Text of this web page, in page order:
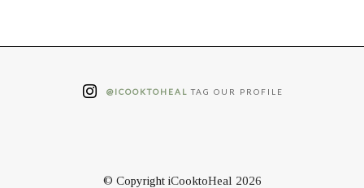
@ICOOKTOHEAL TAG OUR PROFILE
© Copyright iCooktoHeal 2026